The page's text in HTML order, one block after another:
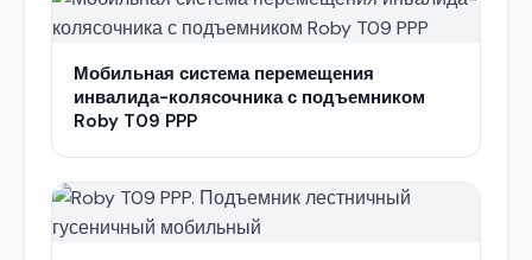
Мобильная система перемещения
инвалида-колясочника с подъемником
Roby T09 PPP